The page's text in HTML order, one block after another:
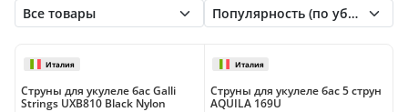
SIT Strings
МозерЪ
Нейлоновые
Сопрано
Тенор
Флюорокарбон
Струны для укулеле бас Galli
Strings UXB810 Black Nylon
Струны для укулеле бас 5 струн
AQUILA 169U